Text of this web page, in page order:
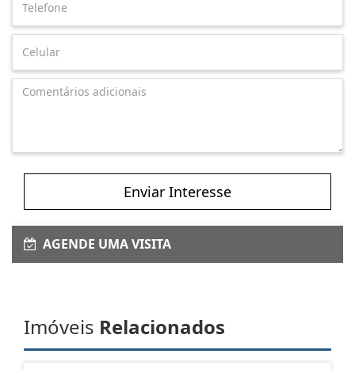
Enviar Interesse
AGENDE UMA VISITA
Imóveis Relacionados